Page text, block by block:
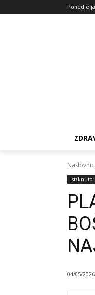
Istaknuto
04/05/2026